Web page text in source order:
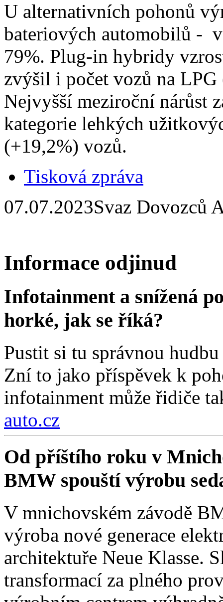
U alternativních pohonů
bateriových automobilů -
79%. Plug-in hybridy
zvýšil i počet vozů na
Nejvyšší meziroční nárůst
kategorie lehkých
(+19,2%) vozů.
Tisková zpráva
07.07.2023Svaz Dovozců
Informace odjinud
Infotainment a snížená
horké, jak se říká?
Pustit si tu správnou
Zní to jako příspěvek k
infotainment může řidiče
auto.cz
Od příštího roku v
BMW spouští výrobu
V mnichovském závodě
výroba nové generace
architektuře Neue Klasse.
transformací za plného